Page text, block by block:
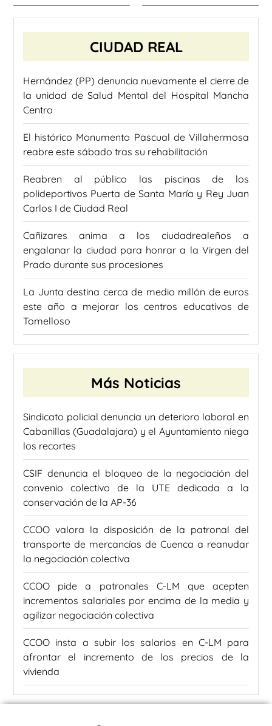
CIUDAD REAL
Hernández (PP) denuncia nuevamente el cierre de
la unidad de Salud Mental del Hospital Mancha
Centro
El histórico Monumento Pascual de Villahermosa
reabre este sábado tras su rehabilitación
Reabren al público las piscinas de los
polideportivos Puerta de Santa María y Rey Juan
Carlos I de Ciudad Real
Cañizares anima a los ciudadrealeños a
engalanar la ciudad para honrar a la Virgen del
Prado durante sus procesiones
La Junta destina cerca de medio millón de euros
este año a mejorar los centros educativos de
Tomelloso
Más Noticias
Sindicato policial denuncia un deterioro laboral en
Cabanillas (Guadalajara) y el Ayuntamiento niega
los recortes
CSIF denuncia el bloqueo de la negociación del
convenio colectivo de la UTE dedicada a la
conservación de la AP-36
CCOO valora la disposición de la patronal del
transporte de mercancías de Cuenca a reanudar
la negociación colectiva
CCOO pide a patronales C-LM que acepten
incrementos salariales por encima de la media y
agilizar negociación colectiva
CCOO insta a subir los salarios en C-LM para
afrontar el incremento de los precios de la
vivienda